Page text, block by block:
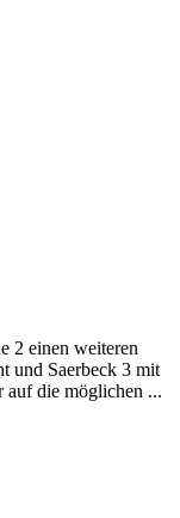
2 einen weiteren
und Saerbeck 3 mit
auf die möglichen ...